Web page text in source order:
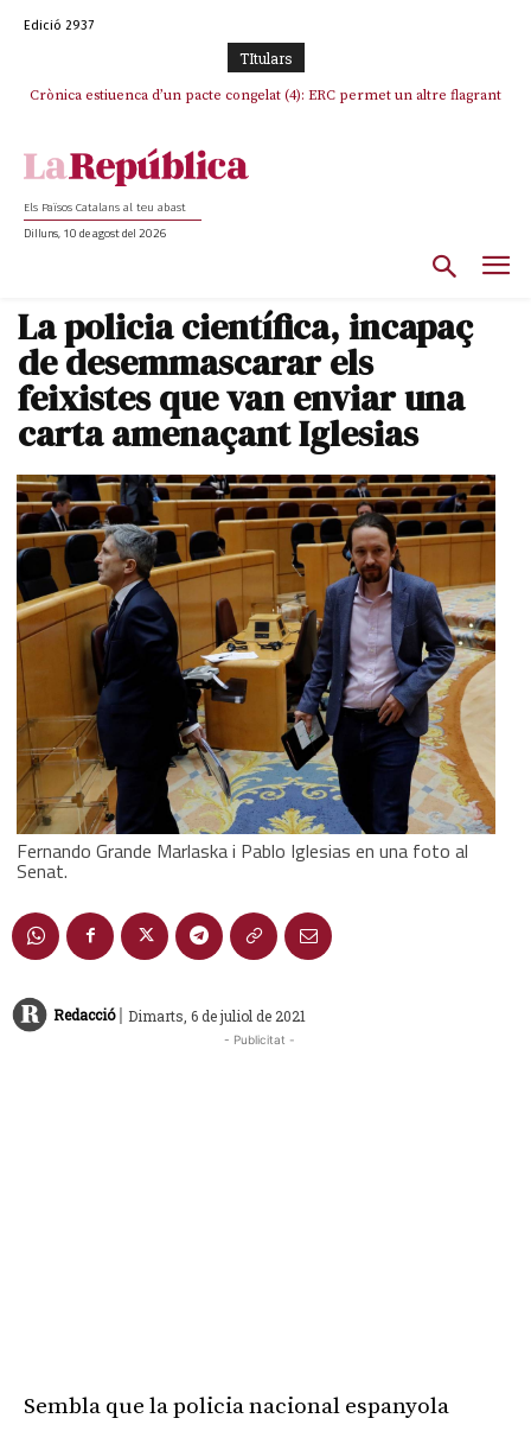
Edició 2937
TItulars
Crònica estiuenca d’un pacte congelat (4): ERC permet un altre flagrant
Rufián boicoteja l’estratègia d’acostament a Junts d’Oriol Junqueras
Els Països Catalans al teu abast
Dilluns, 10 de agost del 2026
La policia científica, incapaç
de desemmascarar els
feixistes que van enviar una
carta amenaçant Iglesias
Fernando Grande Marlaska i Pablo Iglesias en una foto al
Senat.
Redacció | Dimarts, 6 de juliol de 2021
- Publicitat -
Sembla que la policia nacional espanyola